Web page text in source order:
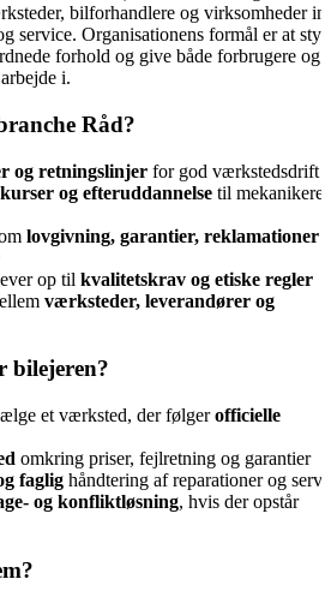
bilforhandlere og virksomheder
service. Organisationens formål er at
forhold og give både forbrugere og
i.
Råd?
og retningslinjerfor god værkstedsdrift
og efteruddannelsetil mekanikere
lovgivning, garantier, reklamationer
op til kvalitetskrav og etiske regler
værksteder, leverandører og
bilejeren?
et værksted, der følgerofficielle
omkring priser, fejlretning og garantier
faglighåndtering af reparationer og
og konfliktløsning, hvis der opstår